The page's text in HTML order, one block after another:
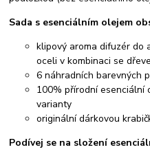
Sada s esenciálním olejem
klipový aroma difuzér do
oceli v kombinaci se
6 náhradních barevných
100% přírodní
varianty
originální dárkovou
Podívej se na složení